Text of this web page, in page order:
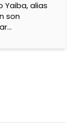
Yaiba, alias
son
les
Dragon Ball